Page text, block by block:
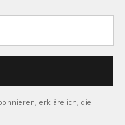
erkläre ich, die